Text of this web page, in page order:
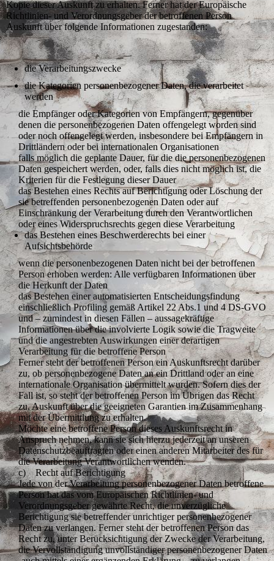
Kopie dieser Auskunft zu erhalten. Ferner hat der Europäische
Richtlinien- und Verordnungsgeber der betroffenen Person
Auskunft über folgende Informationen zugestanden:
die Verarbeitungszwecke
die Kategorien personenbezogener Daten, die verarbeitet
werden
die Empfänger oder Kategorien von Empfängern, gegenüber
denen die personenbezogenen Daten offengelegt worden sind
oder noch offengelegt werden, insbesondere bei Empfängern in
Drittländern oder bei internationalen Organisationen
falls möglich die geplante Dauer, für die die personenbezogenen
Daten gespeichert werden, oder, falls dies nicht möglich ist, die
Kriterien für die Festlegung dieser Dauer
das Bestehen eines Rechts auf Berichtigung oder Löschung der
sie betreffenden personenbezogenen Daten oder auf
Einschränkung der Verarbeitung durch den Verantwortlichen
oder eines Widerspruchsrechts gegen diese Verarbeitung
das Bestehen eines Beschwerderechts bei einer
Aufsichtsbehörde
wenn die personenbezogenen Daten nicht bei der betroffenen
Person erhoben werden: Alle verfügbaren Informationen über
die Herkunft der Daten
das Bestehen einer automatisierten Entscheidungsfindung
einschließlich Profiling gemäß Artikel 22 Abs.1 und 4 DS-GVO
und – zumindest in diesen Fällen – aussagekräftige
Informationen über die involvierte Logik sowie die Tragweite
und die angestrebten Auswirkungen einer derartigen
Verarbeitung für die betroffene Person
Ferner steht der betroffenen Person ein Auskunftsrecht darüber
zu, ob personenbezogene Daten an ein Drittland oder an eine
internationale Organisation übermittelt wurden. Sofern dies der
Fall ist, so steht der betroffenen Person im Übrigen das Recht
zu, Auskunft über die geeigneten Garantien im Zusammenhang
mit der Übermittlung zu erhalten.
Möchte eine betroffene Person dieses Auskunftsrecht in
Anspruch nehmen, kann sie sich hierzu jederzeit an unseren
Datenschutzbeauftragten oder einen anderen Mitarbeiter des für
die Verarbeitung Verantwortlichen wenden.
c) Recht auf Berichtigung
Jede von der Verarbeitung personenbezogener Daten betroffene
Person hat das vom Europäischen Richtlinien- und
Verordnungsgeber gewährte Recht, die unverzügliche
Berichtigung sie betreffender unrichtiger personenbezogener
Daten zu verlangen. Ferner steht der betroffenen Person das
Recht zu, unter Berücksichtigung der Zwecke der Verarbeitung,
die Vervollständigung unvollständiger personenbezogener Daten